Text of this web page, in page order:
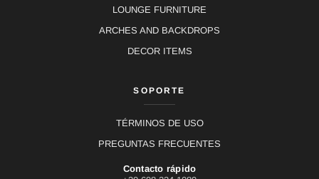
LOUNGE FURNITURE
ARCHES AND BACKDROPS
DECOR ITEMS
SOPORTE
TÉRMINOS DE USO
PREGUNTAS FRECUENTES
Contacto rápido